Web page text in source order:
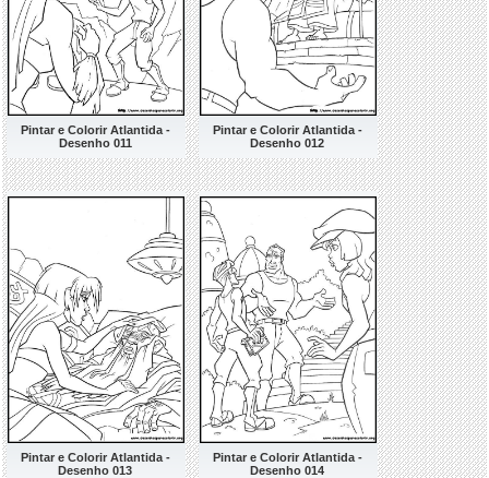
Pintar e Colorir Atlantida -
Desenho 011
Pintar e Colorir Atlantida -
Desenho 012
Pintar e Colorir Atlantida -
Desenho 013
Pintar e Colorir Atlantida -
Desenho 014